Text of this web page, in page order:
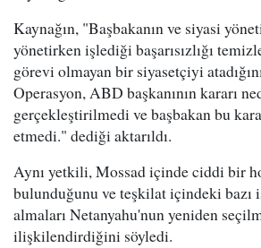
Kaynağın, "Başbakanın ve siyasi
yönetirken işlediği başarısızlığı
görevi olmayan bir siyasetçiyi
Operasyon, ABD başkanının kararı
gerçekleştirilmedi ve başbakan bu
etmedi." dediği aktarıldı.
Aynı yetkili, Mossad içinde ciddi bir
bulunduğunu ve teşkilat içindeki bazı
almaları Netanyahu'nun yeniden
ilişkilendirdiğini söyledi.